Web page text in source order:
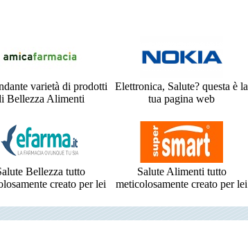
varietà di prodotti
Bellezza Alimenti
Elettronica, Salute? questa è la
tua pagina web
Bellezza tutto
creato per lei
Salute Alimenti tutto
meticolosamente creato per lei